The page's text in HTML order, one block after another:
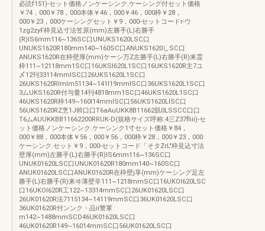
必読f151)-セット価格ノンケーシンク.ケーシング付セット価格
￥74，000￥78，000本体￥46，000￥46，000枠￥28，
000￥23，000ケーシングセット￥9，000-セットコードr-ウ
1zg2zyF枠見込寸法笠原(mm)左勝手(L)右勝手
(R)lS6mm116~136SC口UNUKS1620LSC口
UNUKS1620R180mm140~160SC口ANUKS1620しSC口
ANUKS1620R在枠壁厚(mm)ケーシ万Z左勝手(L)右勝手(R)来霊
枠111~12118mm1SC口16UKSl620L1SC口16UKS1620R主7ユ
〆12刊33114mmISC口26UKS1620L1SC口
26UKS1620Rlmlm51134~141I19mmISC口36UKS1620L1SC口
3ムUKS1620R付与量14刊4818mm1SC口46UKS1620L1SC口
46UKS1620R枠149~160I14mmISC口56UKS1620LISC口
56UKS1620RZ烹1J斡口口T6aAuUKK8B11662肌0LSSCC口口
T6ムAUUKKBB11662200RRUK-D(規格サイズ呼称:4三Z37fliii)-セ
ット価格ノンケーシンク.ケーシンク1寸セット価格￥84，
000￥88，000本体￥56，000￥56，000枠￥28，000￥23，000
ケーシンク.セット￥9，000-セットコード「そタZrL"枠見込寸法
壁厚(mm)左勝手(L)右勝手(R)lS6mm116~136SC口
UNUK01620LSC口UNUK01620R180mm140~160SC口
ANUK01620LSC口ANUK01620R在枠壁j享(mm)ケーシング足左
勝手(L)右勝手(R)来ヰ薄壁辛111~1218mmSC口16UKOl620LSC
口16UKOl620R工122~13314mmSC口26UK01620LSC口
26UK01620R法7115134~14119mmSC口36UK01620LSC口
36UK01620R付ンンク・品ii警軍
m142~1488mmSCD46UK01620LSC口
46UK01620R149~16014mmSC口56UK01620LSC口